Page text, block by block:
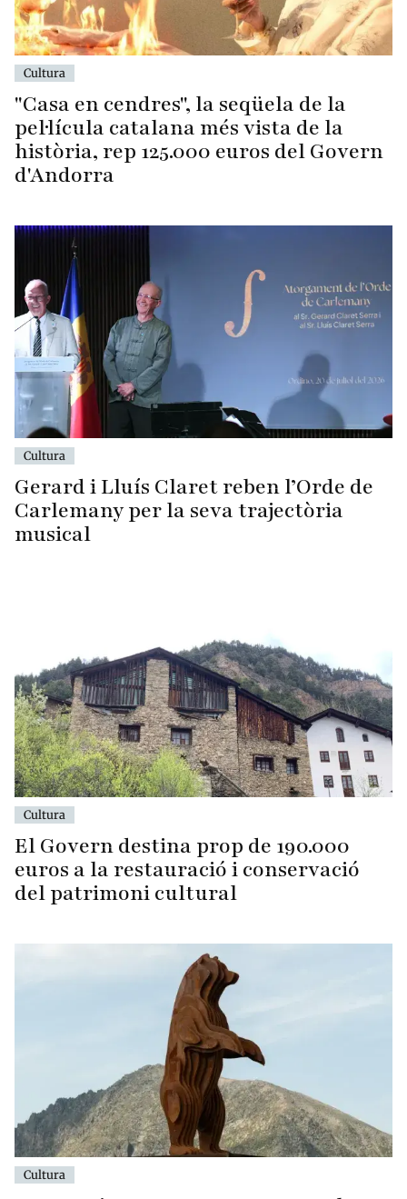
Cultura
"Casa en cendres", la seqüela de la
pel·lícula catalana més vista de la
història, rep 125.000 euros del Govern
d'Andorra
Cultura
Gerard i Lluís Claret reben l’Orde de
Carlemany per la seva trajectòria
musical
Cultura
El Govern destina prop de 190.000
euros a la restauració i conservació
del patrimoni cultural
Cultura